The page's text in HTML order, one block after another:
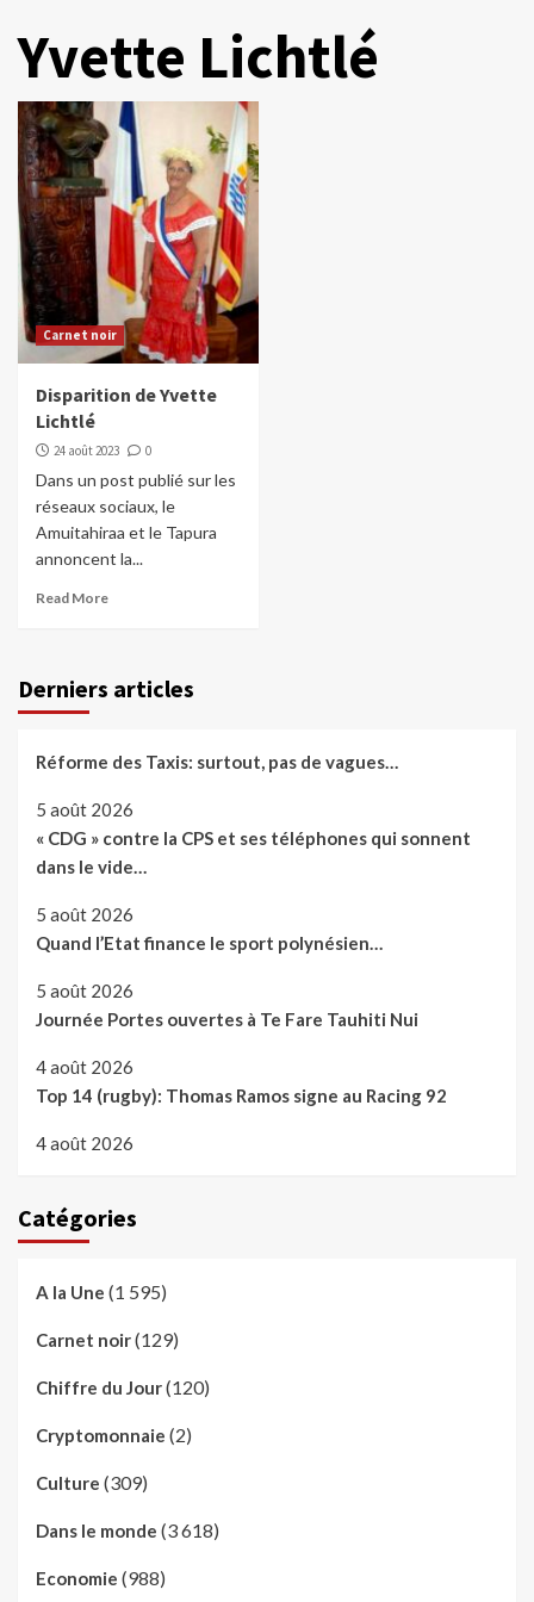
Yvette Lichtlé
Carnet noir
Disparition de Yvette
Lichtlé
24 août 2023 0
Dans un post publié sur les
réseaux sociaux, le
Amuitahiraa et le Tapura
annoncent la...
Read More
Derniers articles
Réforme des Taxis: surtout, pas de vagues…
5 août 2026
« CDG » contre la CPS et ses téléphones qui sonnent
dans le vide…
5 août 2026
Quand l’Etat finance le sport polynésien…
5 août 2026
Journée Portes ouvertes à Te Fare Tauhiti Nui
4 août 2026
Top 14 (rugby): Thomas Ramos signe au Racing 92
4 août 2026
Catégories
A la Une (1 595)
Carnet noir(129)
Chiffre du Jour(120)
Cryptomonnaie (2)
Culture (309)
Dans le monde (3 618)
Economie (988)